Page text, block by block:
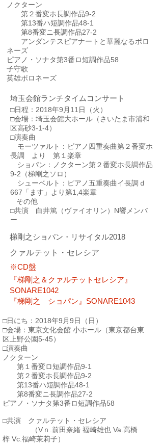
ノクターン
第２番変ホ長調作品9-2
第13番ハ短調作品48-1
第8番変ニ長調作品27-2
アンダンテスピアナートと華麗なるポロ
ネーズ
ピアノ・ソナタ第3番ロ短調作品58
子守歌
英雄ポロネーズ
埼玉会館ランチタイムコンサート
□日程：2018年9月11日（火）
□会場：埼玉会館大ホール（さいたま市浦和
区高砂3-1-4）
□演奏曲
モーツァルト：ピアノ四重奏曲第２番変ホ
長調 より 第１楽章
ショパン：ノクターン第２番変ホ長調作品
9-2（梯剛之ソロ）
シューベルト：ピアノ五重奏曲イ長調ｄ
667「ます」より第1,4楽章
その他
​□共演 白井篤（ヴァイオリン）N響メンバ
ー
​梯剛之ショパン・リサイタル2018
クァルテット・セレシア
※CD盤
『梯剛之＆クァルテットセレシア』
SONARE1042
『梯剛之 ショパン』SONARE1043
□日にち：2018年9月9日（日）
□会場： 東京文化会館 小ホール （東京都台東
区上野公園5-45）
□演奏曲
ノクターン
第１番変ロ短調作品9-1
第２番変ホ長調作品9-2
第13番ハ短調作品48-1
第8番変ニ長調作品27-2
ピアノ・ソナタ第3番ロ短調作品58
□共演 クァルテット・セレシア
（Vｎ.前田奈緒 福崎雄也 Va.高橋
梓 Vc.福崎茉莉子）